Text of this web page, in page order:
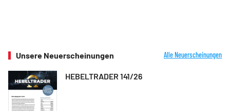
Unsere Neuerscheinungen Alle Neuerscheinungen
HEBELTRADER 141/26